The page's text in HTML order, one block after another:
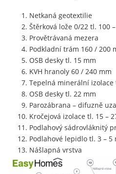
Netkaná geotextilie
Štěrková lože 0/22 tl. 100
Provětrávaná mezera
Podkladní trám 160 / 200
OSB desky tl. 15 mm
KVH hranoly 60 / 240 mm
Tepelná minerální izolace
OSB desky tl. 22 mm
Parozábrana – difuzně
Kročejová izolace tl. 15 –
Podlahový sádrovláknitý
Podlahové lepidlo tl. 3 – 5
Nášlapná vrstva